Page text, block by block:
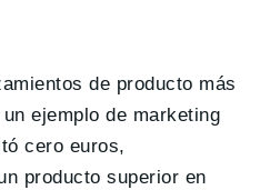
de producto más
ejemplo de marketing
cero euros,
producto superior en